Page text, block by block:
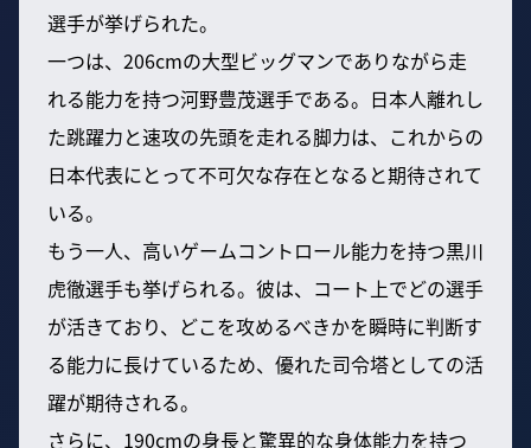
選手が挙げられた。
一つは、206cmの大型ビッグマンでありながら走
れる能力を持つ河野豊茂選手である。日本人離れし
た跳躍力と速攻の先頭を走れる脚力は、これからの
日本代表にとって不可欠な存在となると期待されて
いる。
もう一人、高いゲームコントロール能力を持つ黒川
虎徹選手も挙げられる。彼は、コート上でどの選手
が活きており、どこを攻めるべきかを瞬時に判断す
る能力に長けているため、優れた司令塔としての活
躍が期待される。
さらに、190cmの身長と驚異的な身体能力を持つ